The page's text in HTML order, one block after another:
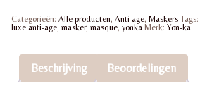
ml
aantal
Categorieën: Alle producten, Anti age, Maskers Tags:
luxe anti-age, masker, masque, yonka Merk: Yon-ka
Beschrijving Beoordelingen